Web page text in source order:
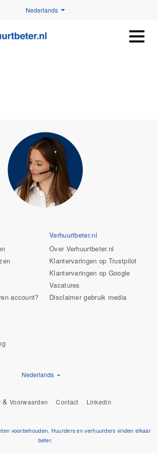
Nederlands
account?
Verhuurtbeter.nl
Over Verhuurtbeter.nl
Klantervaringen op Trustpilot
Klantervaringen op Google
Vacatures
Disclaimer gebruik media
Nederlands
&Voorwaarden Contact Linkedin
voorbehouden. Huurders en verhuurders vinden elkaar
beter.